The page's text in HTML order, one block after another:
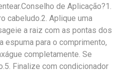
de Aplicação?1.
cabeludo.2. Aplique uma
a raiz com as pontas dos
espuma para o comprimento,
completamente. Se
Finalize com condicionador